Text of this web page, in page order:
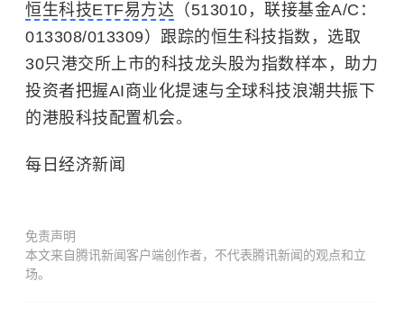
恒生科技ETF易方达 （513010，联接基金A/C：
013308/013309）跟踪的恒生科技指数，选取
30只港交所上市的科技龙头股为指数样本，助力
投资者把握AI商业化提速与全球科技浪潮共振下
的港股科技配置机会。
每日经济新闻
免责声明
本文来自腾讯新闻客户端创作者，不代表腾讯新闻的观点和立
场。